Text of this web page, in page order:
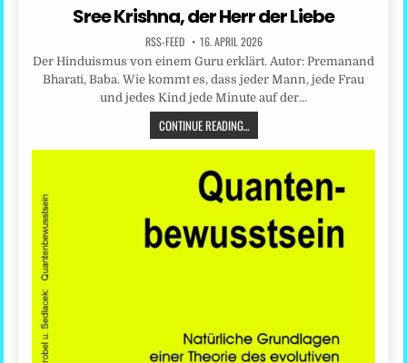
Sree Krishna, der Herr der Liebe
RSS-FEED 16. APRIL 2026
Der Hinduismus von einem Guru erklärt. Autor: Premanand
Bharati, Baba. Wie kommt es, dass jeder Mann, jede Frau
und jedes Kind jede Minute auf der…
CONTINUE READING...